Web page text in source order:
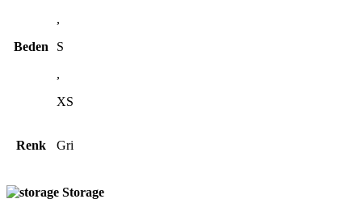
Beden
,
S
,
XS
Renk Gri
Storage